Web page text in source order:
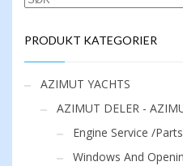
velges
produktsiden
PRODUKT KATEGORIER
AZIMUT YACHTS
AZIMUT DELER -
Engine Service /Parts
Windows And